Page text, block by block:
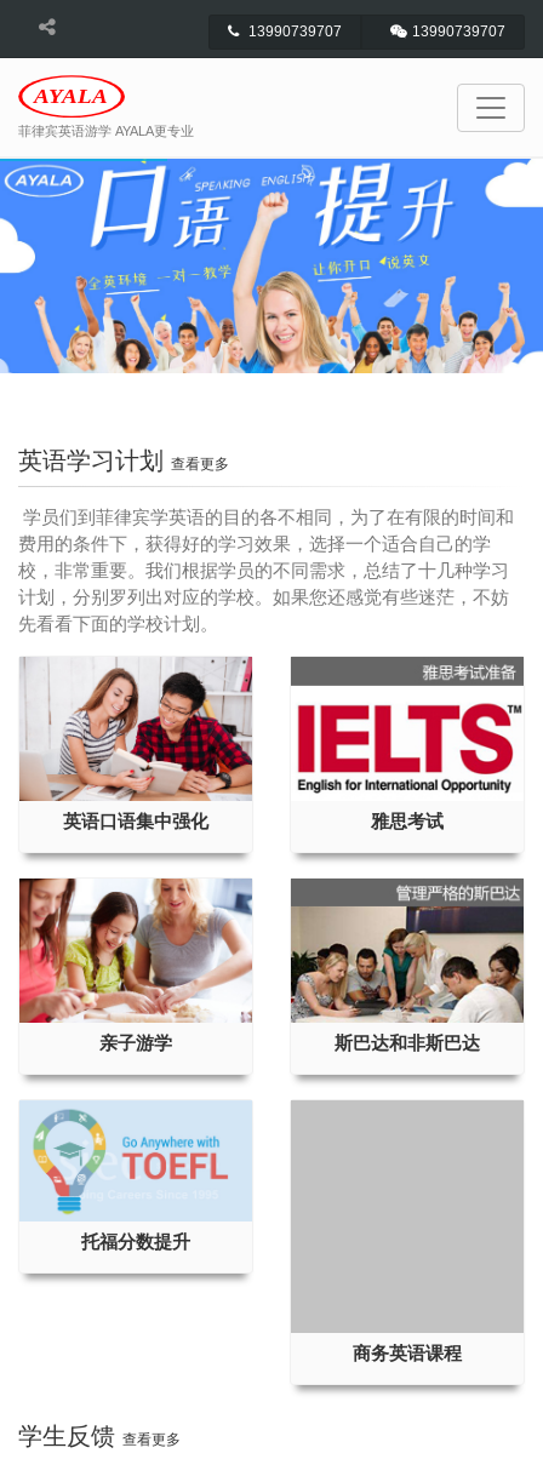
13990739707 13990739707
菲律宾英语游学 AYALA更专业
英语学习计划 查看更多
学员们到菲律宾学英语的目的各不相同，为了在有限的时间和
费用的条件下，获得好的学习效果，选择一个适合自己的学
校，非常重要。我们根据学员的不同需求，总结了十几种学习
计划，分别罗列出对应的学校。如果您还感觉有些迷茫，不妨
先看看下面的学校计划。
英语口语集中强化 雅思考试
亲子游学 斯巴达和非斯巴达
托福分数提升
商务英语课程
学生反馈 查看更多